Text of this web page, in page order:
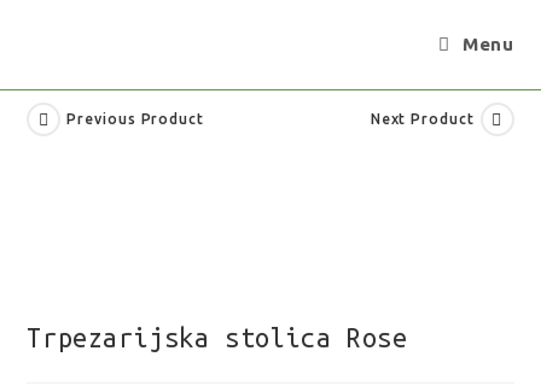
Menu
Previous Product Next Product
Trpezarijska stolica Rose